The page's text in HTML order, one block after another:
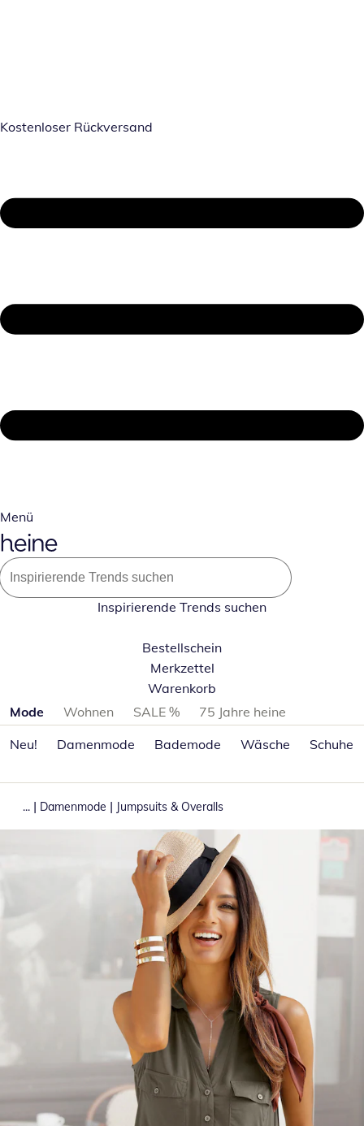
Kostenloser Rückversand
Menü
Inspirierende Trends suchen
Bestellschein
Merkzettel
Warenkorb
Produktkategorien überspringen
Mode Wohnen SALE %
75 Jahre heine
Neu!
Damenmode Bademode Wäsche Schuhe
... | Damenmode | Jumpsuits & Overalls